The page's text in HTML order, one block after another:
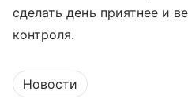
сделать день приятнее и
контроля.
Новости